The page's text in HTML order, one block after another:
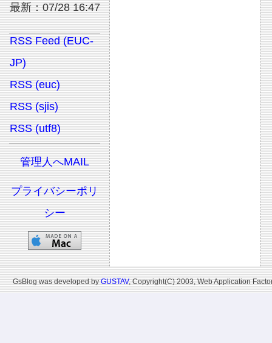
最新：07/28 16:47
RSS Feed (EUC-
JP)
RSS (euc)
RSS (sjis)
RSS (utf8)
管理人へMAIL
プライバシーポリ
シー
GsBlog was developed byGUSTAV, Copyright(C) 2003, Web Application